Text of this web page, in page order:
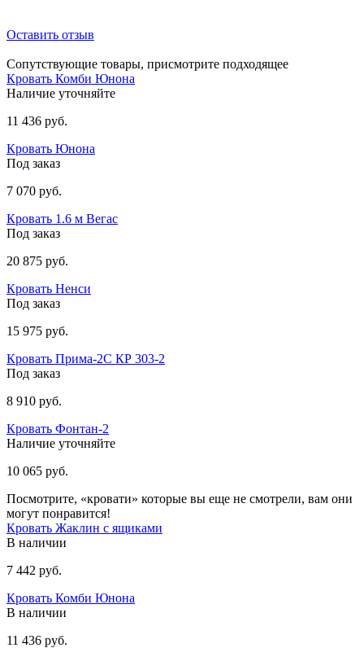
Оставить отзыв
Сопутствующие товары, присмотрите подходящее
Кровать Комби Юнона
Наличие уточняйте
11 436 руб.
Кровать Юнона
Под заказ
7 070 руб.
Кровать 1.6 м Вегас
Под заказ
20 875 руб.
Кровать Ненси
Под заказ
15 975 руб.
Кровать Прима-2C КР 303-2
Под заказ
8 910 руб.
Кровать Фонтан-2
Наличие уточняйте
10 065 руб.
Посмотрите, «кровати» которые вы еще не смотрели, вам они
могут понравится!
Кровать Жаклин с ящиками
В наличии
7 442 руб.
Кровать Комби Юнона
В наличии
11 436 руб.